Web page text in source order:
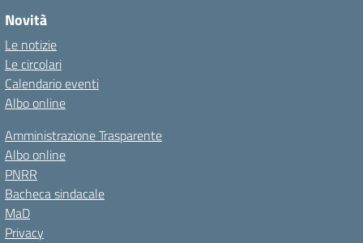
Novità
Le notizie
Le circolari
Calendario eventi
Albo online
Amministrazione Trasparente
Albo online
PNRR
Bacheca sindacale
MaD
Privacy